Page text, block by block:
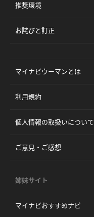
推奨環境
お詫びと訂正
マイナビウーマンとは
利用規約
個人情報の取扱いについて
ご意見・ご感想
姉妹サイト
マイナビおすすめナビ